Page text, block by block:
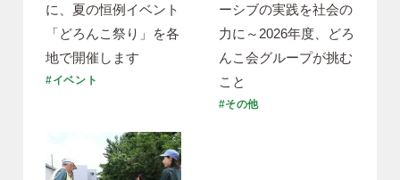
に、夏の恒例イベント
「どろんこ祭り」を各
地で開催します
#イベント
ーシブの実践を社会の
力に～2026年度、どろ
んこ会グループが挑む
こと
#その他